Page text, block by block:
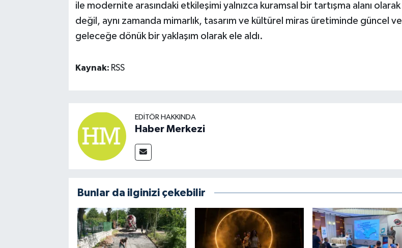
ile modernite arasındaki etkileşimi yalnızca kuramsal bir tartışma alanı olarak
değil, aynı zamanda mimarlık, tasarım ve kültürel miras üretiminde güncel ve
geleceğe dönük bir yaklaşım olarak ele aldı.
Kaynak: RSS
EDITÖR HAKKINDA
Haber Merkezi
Bunlar da ilginizi çekebilir